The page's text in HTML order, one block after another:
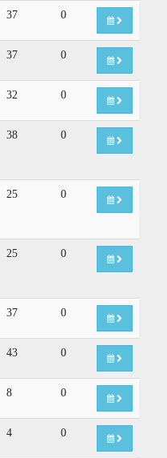
37 0
37 0
32 0
38 0
25 0
25 0
37 0
43 0
8 0
4 0